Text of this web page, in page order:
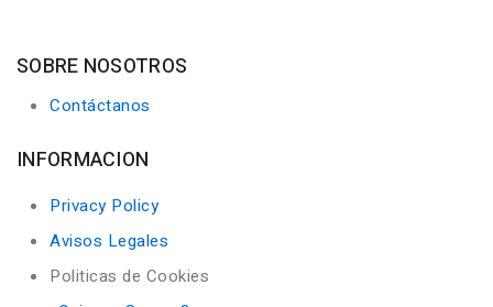
SOBRE NOSOTROS
Contáctanos
INFORMACION
Privacy Policy
Avisos Legales
Politicas de Cookies